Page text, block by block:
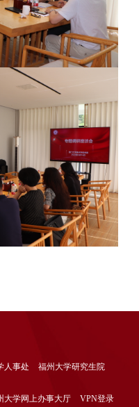
人事处 福州大学研究生院
大学网上办事大厅 VPN登录